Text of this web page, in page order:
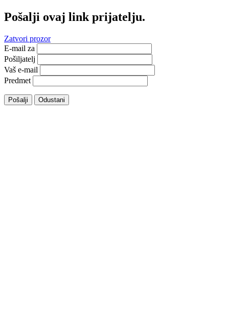
Pošalji ovaj link prijatelju.
Zatvori prozor
E-mail za
Pošiljatelj
Vaš e-mail
Predmet
Pošalji Odustani